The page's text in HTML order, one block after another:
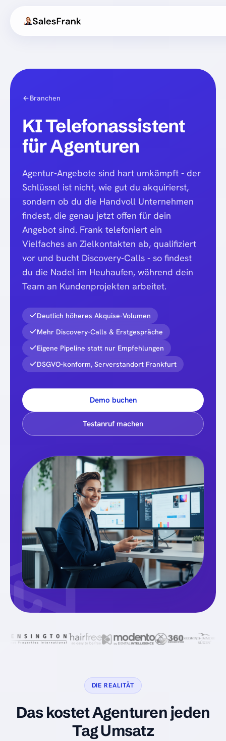
Branchen
KI Telefonassistent
für Agenturen
Agentur-Angebote sind hart umkämpft - der
Schlüssel ist nicht, wie gut du akquirierst,
sondern ob du die Handvoll Unternehmen
findest, die genau jetzt offen für dein
Angebot sind. Frank telefoniert ein
Vielfaches an Zielkontakten ab, qualifiziert
vor und bucht Discovery-Calls - so findest
du die Nadel im Heuhaufen, während dein
Team an Kundenprojekten arbeitet.
Deutlich höheres Akquise-Volumen
Mehr Discovery-Calls & Erstgespräche
Eigene Pipeline statt nur Empfehlungen
DSGVO-konform, Serverstandort Frankfurt
Demo buchen
Testanruf machen
DIE REALITÄT
Das kostet Agenturen jeden
Tag Umsatz